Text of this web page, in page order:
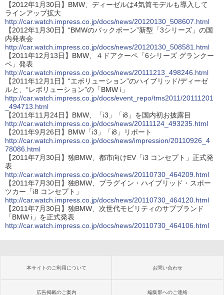
【2012年1月30日】BMW、ディーゼルは4気筒モデルも導入して
ラインアップ拡大
http://car.watch.impress.co.jp/docs/news/20120130_508607.html
【2012年1月30日】“BMWのバックボーン”新型「3シリーズ」の国
内発表会
http://car.watch.impress.co.jp/docs/news/20120130_508581.html
【2011年12月13日】BMW、４ドアクーペ「6シリーズ グランクー
ペ」発表
http://car.watch.impress.co.jp/docs/news/20111213_498246.html
【2011年12月1日】“エボリューション”のハイブリッド/ディーゼ
ルと、“レボリューション”の「BMW i」
http://car.watch.impress.co.jp/docs/event_repo/tms2011/20111201
_494713.html
【2011年11月24日】BMW、「i3」「i8」を国内初お披露目
http://car.watch.impress.co.jp/docs/news/20111124_493235.html
【2011年9月26日】BMW「i3」「i8」リポート
http://car.watch.impress.co.jp/docs/news/impression/20110926_4
78086.html
【2011年7月30日】独BMW、都市向けEV「i3 コンセプト」正式発
表
http://car.watch.impress.co.jp/docs/news/20110730_464209.html
【2011年7月30日】独BMW、プラグイン・ハイブリッド・スポー
ツカー「i8 コンセプト」
http://car.watch.impress.co.jp/docs/news/20110730_464120.html
【2011年7月30日】独BMW、次世代モビリティのサブブランド
「BMW i」を正式発表
http://car.watch.impress.co.jp/docs/news/20110730_464106.html
本サイトのご利用について お問い合わせ
広告掲載のご案内 編集部へのご連絡